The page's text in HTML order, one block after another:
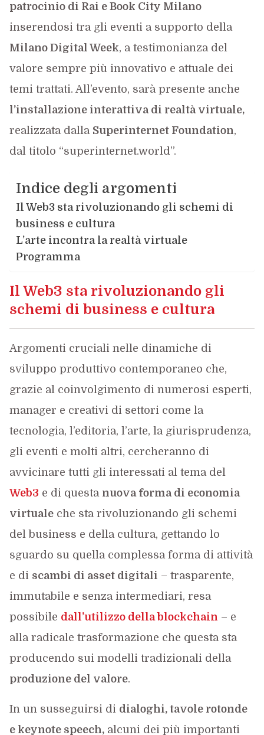
patrocinio di Rai e Book City Milano
inserendosi tra gli eventi a supporto della
Milano Digital Week, a testimonianza del
valore sempre più innovativo e attuale dei
temi trattati. All’evento, sarà presente anche
l’installazione interattiva di realtà virtuale,
realizzata dalla Superinternet Foundation,
dal titolo “superinternet.world”.
Indice degli argomenti
Il Web3 sta rivoluzionando gli schemi di
business e cultura
L’arte incontra la realtà virtuale
Programma
Il Web3 sta rivoluzionando gli
schemi di business e cultura
Argomenti cruciali nelle dinamiche di
sviluppo produttivo contemporaneo che,
grazie al coinvolgimento di numerosi esperti,
manager e creativi di settori come la
tecnologia, l’editoria, l’arte, la giurisprudenza,
gli eventi e molti altri, cercheranno di
avvicinare tutti gli interessati al tema del
Web3 e di questa nuova forma di economia
virtualeche sta rivoluzionando gli schemi
del business e della cultura, gettando lo
sguardo su quella complessa forma di attività
e di scambi di asset digitali – trasparente,
immutabile e senza intermediari, resa
possibile dall’utilizzo della blockchain – e
alla radicale trasformazione che questa sta
producendo sui modelli tradizionali della
produzione del valore.
In un susseguirsi di dialoghi, tavole rotonde
e keynote speech,alcuni dei più importanti